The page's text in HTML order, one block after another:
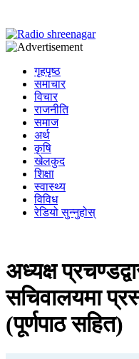
गृहपृष्ठ
समाचार
विचार
राजनीति
समाज
अर्थ
कृषि
खेलकुद
शिक्षा
स्वास्थ्य
विविध
रेडियो सुन्नुहोस्
अध्यक्ष
सचिवालयमा
(पूर्णपाठ सहित)